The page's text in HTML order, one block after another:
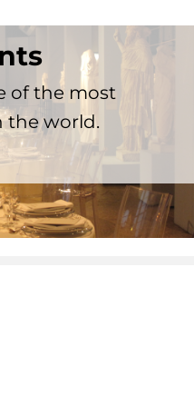
of the most
the world.